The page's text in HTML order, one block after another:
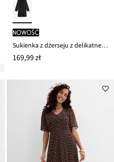
nowość
Sukienka z dżerseju z delikatnej siateczki
169,99 zł